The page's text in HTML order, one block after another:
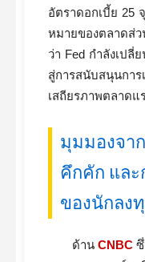
อัตราดอกเบี้ย 25
หมายของตลาดส่
ว่า Fed กำลังเปลี่
สู่การสนับสนุนการ
เสถียรภาพตลาดแ
มุมมองจา
คึกคัก และ
ของนักลง
ด้าน CNBC